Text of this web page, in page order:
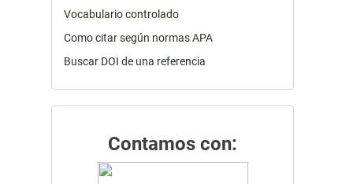
Vocabulario controlado
Como citar según normas APA
Buscar DOI de una referencia
Contamos con: